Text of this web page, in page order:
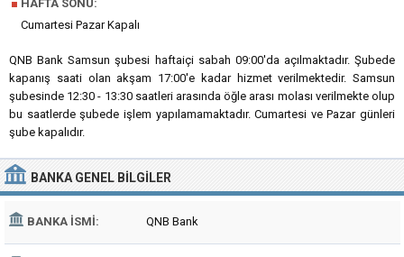
■ HAFTA SONU:
Cumartesi Pazar Kapalı
QNB Bank Samsun şubesi haftaiçi sabah 09:00'da açılmaktadır. Şubede
kapanış saati olan akşam 17:00'e kadar hizmet verilmektedir. Samsun
şubesinde 12:30 - 13:30 saatleri arasında öğle arası molası verilmekte olup
bu saatlerde şubede işlem yapılamamaktadır. Cumartesi ve Pazar günleri
şube kapalıdır.
BANKA GENEL BILGILER
BANKA İSMI: QNB Bank